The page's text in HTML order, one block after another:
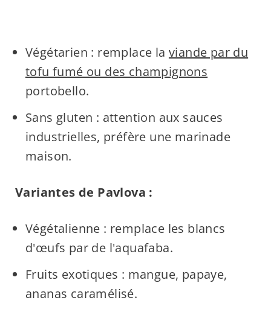
Végétarien : remplace la viande par du
tofu fumé ou des champignons
portobello.
Sans gluten : attention aux sauces
industrielles, préfère une marinade
maison.
Variantes de Pavlova :
Végétalienne : remplace les blancs
d'œufs par de l'aquafaba.
Fruits exotiques : mangue, papaye,
ananas caramélisé.